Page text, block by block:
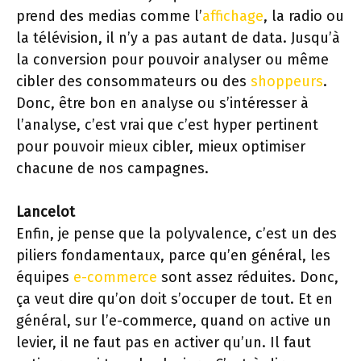
prend des medias comme l’affichage, la radio ou
la télévision, il n’y a pas autant de data. Jusqu’à
la conversion pour pouvoir analyser ou même
cibler des consommateurs ou des shoppeurs.
Donc, être bon en analyse ou s’intéresser à
l’analyse, c’est vrai que c’est hyper pertinent
pour pouvoir mieux cibler, mieux optimiser
chacune de nos campagnes.
Lancelot
Enfin, je pense que la polyvalence, c’est un des
piliers fondamentaux, parce qu’en général, les
équipes e-commerce sont assez réduites. Donc,
ça veut dire qu’on doit s’occuper de tout. Et en
général, sur l’e-commerce, quand on active un
levier, il ne faut pas en activer qu’un. Il faut